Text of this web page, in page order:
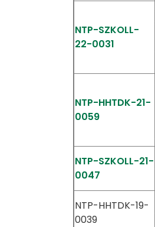
NTP-SZKOLL-
22-0031
NTP-HHTDK-21-
0059
NTP-SZKOLL-21-
0047
NTP-HHTDK-19-
0039